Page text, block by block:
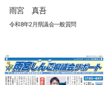
雨宮 真吾
令和8年2月県議会一般質問